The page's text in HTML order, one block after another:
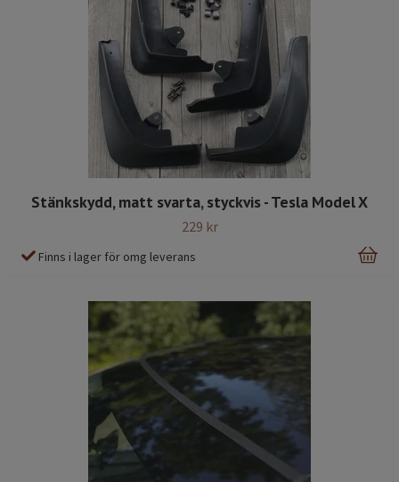
Stänkskydd, matt svarta, styckvis - Tesla Model X
229 kr
Finns i lager för omg leverans